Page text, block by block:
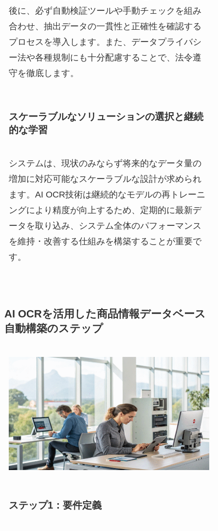
後に、必ず自動検証ツールや手動チェックを組み
合わせ、抽出データの一貫性と正確性を確認する
プロセスを導入します。また、データプライバシ
ー法や各種規制にも十分配慮することで、法令遵
守を徹底します。
スケーラブルなソリューションの選択と継続
的な学習
システムは、現状のみならず将来的なデータ量の
増加に対応可能なスケーラブルな設計が求められ
ます。AI OCR技術は継続的なモデルの再トレーニ
ングにより精度が向上するため、定期的に最新デ
ータを取り込み、システム全体のパフォーマンス
を維持・改善する仕組みを構築することが重要で
す。
AI OCRを活用した商品情報データベース
自動構築のステップ
ステップ1：要件定義